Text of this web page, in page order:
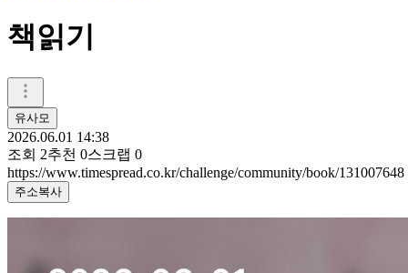
책읽기
유사모
2026.06.01 14:38
조회 2추천 0스크랩 0
https://www.timespread.co.kr/challenge/community/book/131007648
주소복사